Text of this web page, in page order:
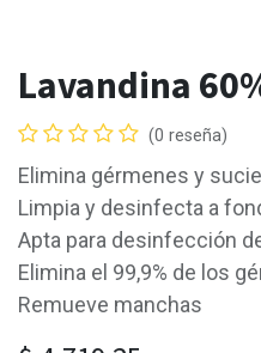
Lavandina
(0 reseña)
Elimina gérmenes y
Limpia y desinfecta a
Apta para desinfección
Elimina el 99,9% de los
Remueve manchas